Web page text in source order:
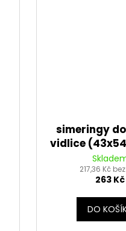
simeringy
vidlice
217,36 Kč bez
263 Kč
DO